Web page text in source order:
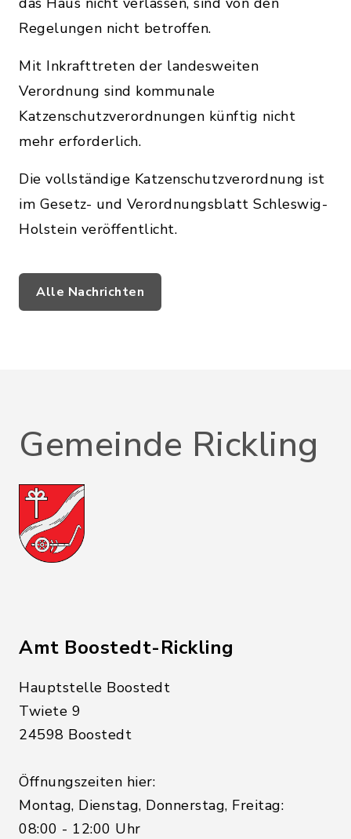
Regelungen nicht betroffen.
Mit Inkrafttreten der landesweiten
Verordnung sind kommunale
Katzenschutzverordnungen künftig nicht
mehr erforderlich.
Die vollständige Katzenschutzverordnung ist
im Gesetz- und Verordnungsblatt Schleswig-
Holstein veröffentlicht.
Alle Nachrichten
Gemeinde Rickling
Amt Boostedt-Rickling
Hauptstelle Boostedt
Twiete 9
24598 Boostedt
Öffnungszeiten hier:
Montag, Dienstag, Donnerstag, Freitag:
08:00 - 12:00 Uhr